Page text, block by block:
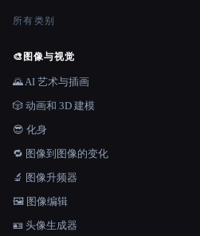
所有类别
🎨 图像与视觉
🌄 AI 艺术与插画
🎲 动画和 3D 建模
😎 化身
🔁 图像到图像的变化
🔬 图像升频器
🖼️ 图像编辑
🪪 头像生成器